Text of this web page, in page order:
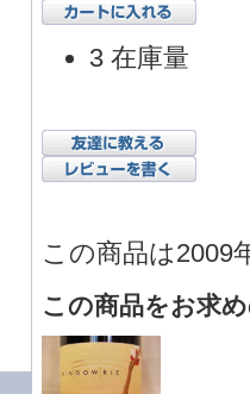
3 在庫量
この商品は2009
この商品をお求